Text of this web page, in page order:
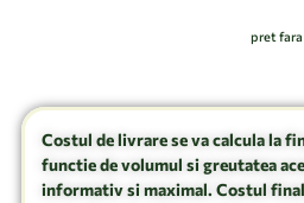
pret fara
Costul de livrare se va calcula la
functie de volumul si greutatea
informativ si maximal. Costul